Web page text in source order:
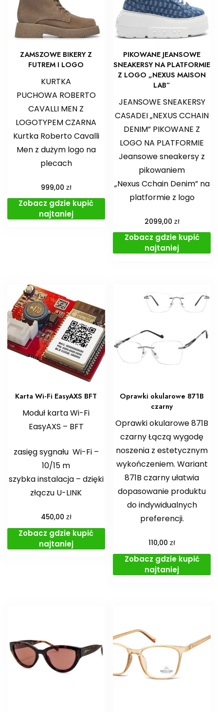
ZAMSZOWE BIKERY Z
FUTREM I LOGO
KURTKA
PUCHOWA ROBERTO
CAVALLI MEN Z
LOGOTYPEM CZARNA
Kurtka Roberto Cavalli
Men z dużym logo na
plecach
999,00 zł
Zobacz gdzie kupić
najtaniej
PIKOWANE JEANSOWE
SNEAKERSY NA PLATFORMIE
Z LOGO „NEXUS MAISON
LAB”
JEANSOWE SNEAKERSY
CASADEI „NEXUS CCHAIN
DENIM” PIKOWANE Z
LOGO NA PLATFORMIE
Jeansowe sneakersy z
pikowaniem
„Nexus Cchain Denim” na
platformie z logo
2099,00 zł
Zobacz gdzie kupić
najtaniej
Karta Wi-Fi EasyAXS BFT
Moduł karta Wi-Fi
EasyAXS – BFT
zasięg sygnału Wi-Fi –
10/15 m
szybka instalacja – dzięki
złączu U-LINK
450,00 zł
Zobacz gdzie kupić
najtaniej
Oprawki okularowe 871B
czarny
Oprawki okularowe 871B
czarny Łączą wygodę
noszenia z estetycznym
wykończeniem. Wariant
871B czarny ułatwia
dopasowanie produktu
do indywidualnych
preferencji.
110,00zł
Zobacz gdzie kupić
najtaniej